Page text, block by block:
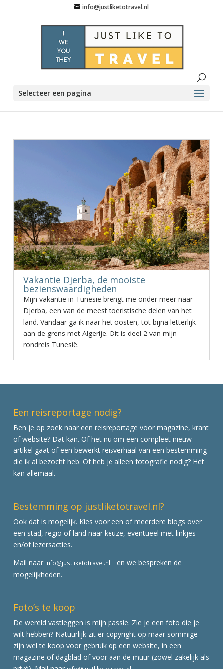
info@justliketotravel.nl
Selecteer een pagina
Vakantie Djerba, de mooiste
bezienswaardigheden
Mijn vakantie in Tunesië brengt me onder meer naar
Djerba, een van de meest toeristische delen van het
land. Vandaar ga ik naar het oosten, tot bijna letterlijk
aan de grens met Algerije. Dit is deel 2 van mijn
rondreis Tunesië.
Een reisreportage nodig?
Ben je op zoek naar een reisreportage voor magazine, krant
of website? Dat kan. Of het nu om een compleet nieuw
artikel gaat of een bewerkt reisverhaal van een bestemming
die ik al bezocht heb. Of heb je alleen fotografie nodig? Het
kan allemaal.
Bestemming op justliketotravel.nl?
Ook dat is mogelijk. Kies voor een of meerdere blogs over
een stad, regio of land naar keuze, eventueel met linkjes
en/of lezersacties.
Mail naar info@justliketotravel.nl
en we bespreken de
mogelijkheden.
Foto’s te koop
De wereld vastleggen is mijn passie. Zie je een foto die je
wilt hebben? Natuurlijk zit er copyright op maar sommige
zijn wel te koop voor gebruik op een website, in een
magazine of dagblad of voor aan de muur (zowel zakelijk als